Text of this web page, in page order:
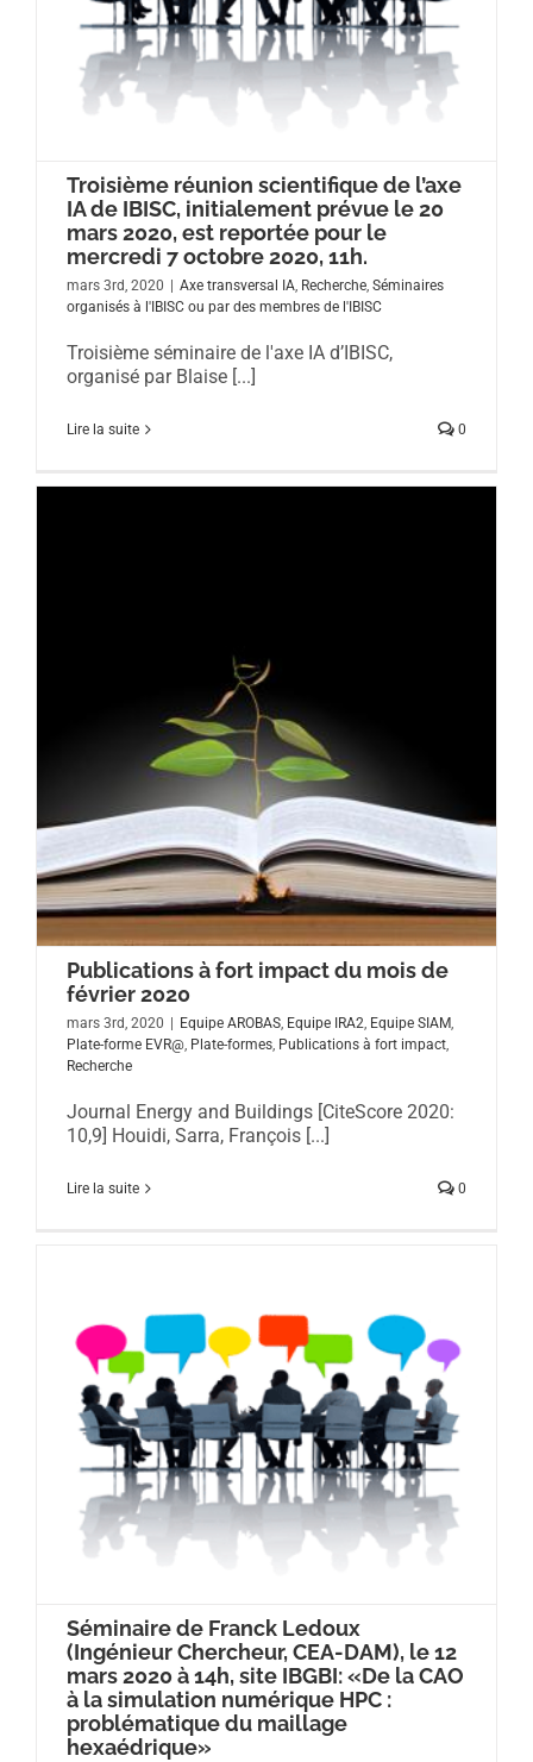
Troisième réunion scientifique de l’axe
IA de IBISC, initialement prévue le 20
mars 2020, est reportée pour le
mercredi 7 octobre 2020, 11h.
mars 3rd, 2020 Axe transversal IA, Recherche, Séminaires
organisés à l'IBISC ou par des membres de l'IBISC
Troisième séminaire de l'axe IA d’IBISC,
organisé par Blaise [...]
Lire la suite 0
Publications à fort impact du mois de
février 2020
mars 3rd, 2020 Equipe AROBAS, Equipe IRA2, Equipe SIAM,
Plate-forme EVR@, Plate-formes, Publications à fort impact,
Recherche
Journal Energy and Buildings [CiteScore 2020:
10,9] Houidi, Sarra, François [...]
Lire la suite 0
Séminaire de Franck Ledoux
(Ingénieur Chercheur, CEA-DAM), le 12
mars 2020 à 14h, site IBGBI: «De la CAO
à la simulation numérique HPC :
problématique du maillage
hexaédrique»